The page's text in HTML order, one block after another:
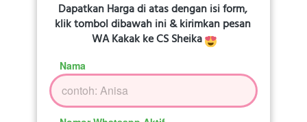
Dapatkan Harga di atas dengan isi form,
klik tombol dibawah ini & kirimkan pesan
WA Kakak ke CS Sheika
Nama